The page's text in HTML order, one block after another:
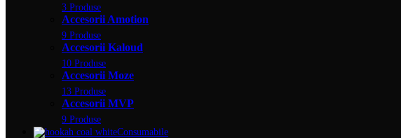
3 Produse
Accesorii Amotion
9 Produse
Accesorii Kaloud
10 Produse
Accesorii Moze
13 Produse
Accesorii MVP
9 Produse
Consumabile